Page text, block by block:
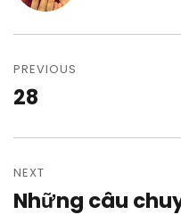
navigation
PREVIOUS
Previous
28
NEXT
Next
Những câu